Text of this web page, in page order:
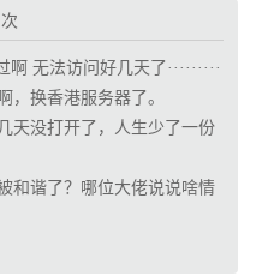
无法访问好几天了·········
，换香港服务器了。
天没打开了，人生少了一份
和谐了？哪位大佬说说啥情